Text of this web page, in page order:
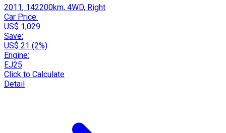
2011, 142200km, 4WD, Right
Car Price:
US$ 1,029
Save:
US$ 21 (2%)
Engine:
EJ25
Click to Calculate
Detail